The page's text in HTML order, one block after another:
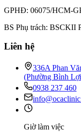
GPHĐ: 06075/HCM-
BS Phụ trách: BSCKII
Liên hệ
336A Phan
(Phường Bình
0938 237 460
Giờ làm việc